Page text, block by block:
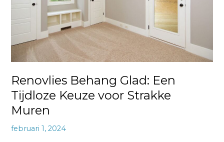
Renovlies Behang Glad: Een
Tijdloze Keuze voor Strakke
Muren
februari 1, 2024
voor
Strakke
Muren